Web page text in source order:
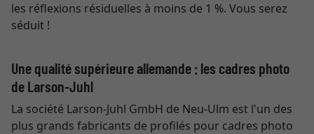
les réflexions résiduelles à moins de 1 %. Vous serez
séduit !
Une qualité supérieure allemande : les cadres photo
de Larson-Juhl
La société Larson-Juhl GmbH de Neu-Ulm est l'un des
plus grands fabricants de profilés pour cadres photo